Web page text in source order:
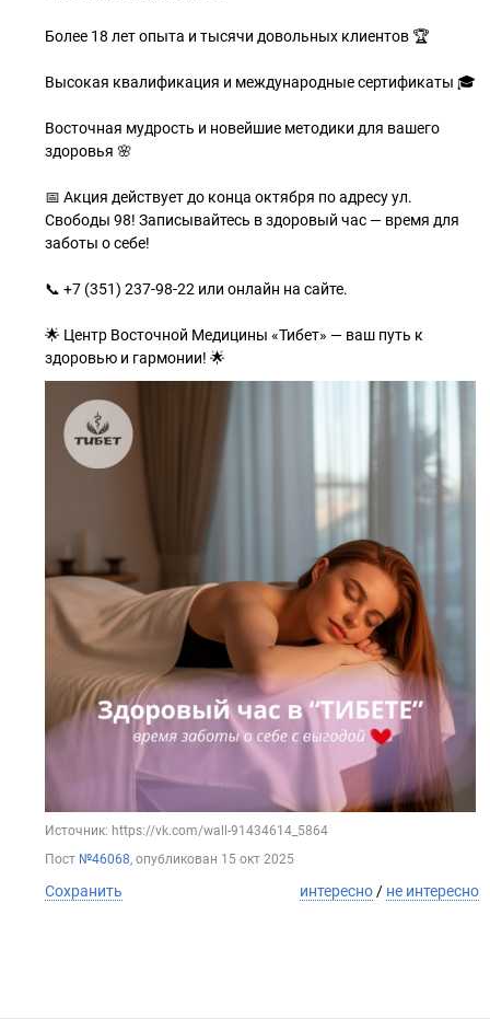
Более 18 лет опыта и тысячи довольных клиентов 🏆
Высокая квалификация и международные сертификаты 🎓
Восточная мудрость и новейшие методики для вашего
здоровья 🌸
📅 Акция действует до конца октября по адресу ул.
Свободы 98! Записывайтесь в здоровый час — время для
заботы о себе!
📞 +7 (351) 237-98-22 или онлайн на сайте.
🌟 Центр Восточной Медицины «Тибет» — ваш путь к
здоровью и гармонии! 🌟
Источник: https://vk.com/wall-91434614_5864
Пост №46068, опубликован 15 окт 2025
Сохранить интересно / не интересно